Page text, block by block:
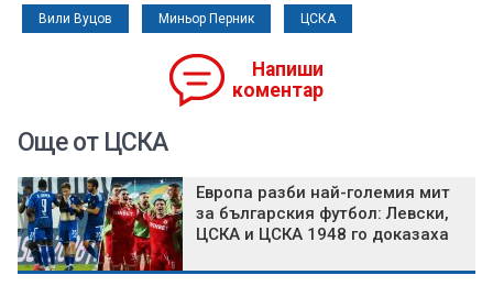
Вили Вуцов Миньор Перник ЦСКА
Напиши
коментар
Още от ЦСКА
Европа разби най-големия мит
за българския футбол: Левски,
ЦСКА и ЦСКА 1948 го доказаха